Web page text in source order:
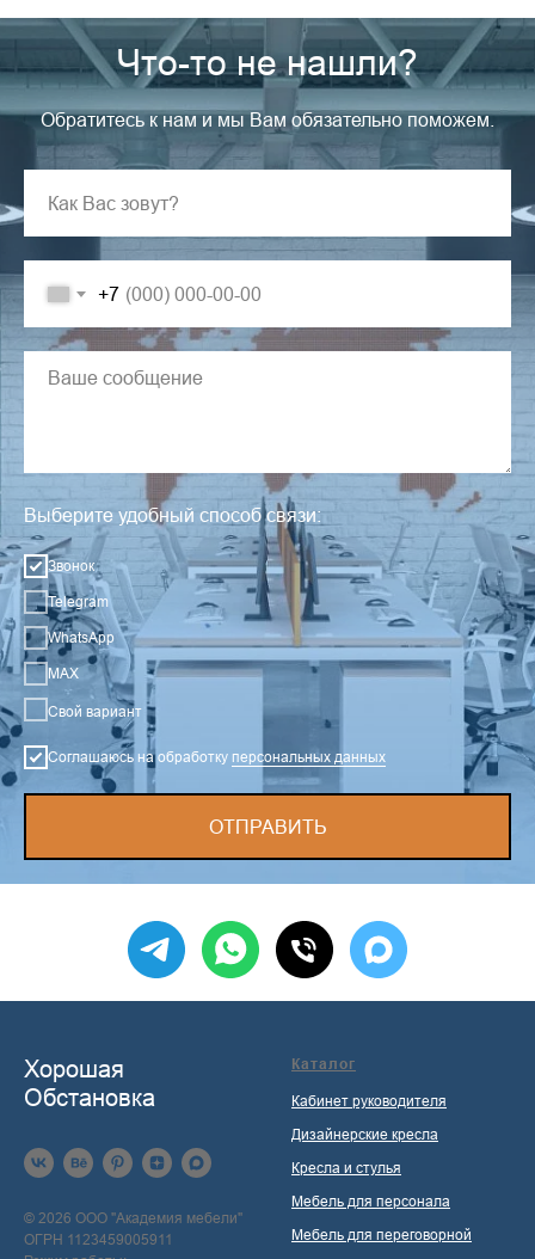
Что-то не нашли?
Обратитесь к нам и мы Вам обязательно поможем.
+7
Выберите удобный способ связи:
Звонок
Telegram
WhatsApp
MAX
Свой вариант
Соглашаюсь на обработку персональных данных
ОТПРАВИТЬ
Хорошая
Обстановка
© 2026 ООО "Академия мебели"
ОГРН 1123459005911
Каталог
Кабинет руководителя
Дизайнерские кресла
Кресла и стулья
Мебель для персонала
Мебель для переговорной